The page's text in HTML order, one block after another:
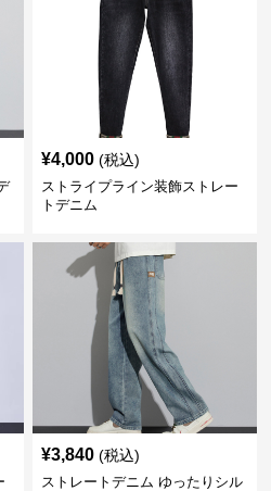
¥4,000 (税込)
ストライプライン装飾ストレー
トデニム
¥3,840 (税込)
ストレートデニム ゆったりシル